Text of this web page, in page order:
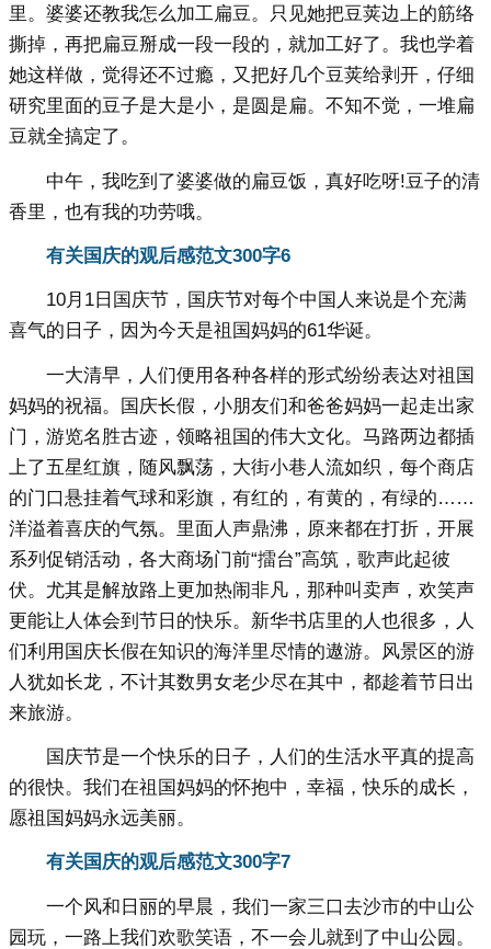
里。婆婆还教我怎么加工扁豆。只见她把豆荚边上的筋络
撕掉，再把扁豆掰成一段一段的，就加工好了。我也学着
她这样做，觉得还不过瘾，又把好几个豆荚给剥开，仔细
研究里面的豆子是大是小，是圆是扁。不知不觉，一堆扁
豆就全搞定了。
中午，我吃到了婆婆做的扁豆饭，真好吃呀!豆子的清
香里，也有我的功劳哦。
有关国庆的观后感范文300字6
10月1日国庆节，国庆节对每个中国人来说是个充满
喜气的日子，因为今天是祖国妈妈的61华诞。
一大清早，人们便用各种各样的形式纷纷表达对祖国
妈妈的祝福。国庆长假，小朋友们和爸爸妈妈一起走出家
门，游览名胜古迹，领略祖国的伟大文化。马路两边都插
上了五星红旗，随风飘荡，大街小巷人流如织，每个商店
的门口悬挂着气球和彩旗，有红的，有黄的，有绿的……
洋溢着喜庆的气氛。里面人声鼎沸，原来都在打折，开展
系列促销活动，各大商场门前“擂台”高筑，歌声此起彼
伏。尤其是解放路上更加热闹非凡，那种叫卖声，欢笑声
更能让人体会到节日的快乐。新华书店里的人也很多，人
们利用国庆长假在知识的海洋里尽情的遨游。风景区的游
人犹如长龙，不计其数男女老少尽在其中，都趁着节日出
来旅游。
国庆节是一个快乐的日子，人们的生活水平真的提高
的很快。我们在祖国妈妈的怀抱中，幸福，快乐的成长，
愿祖国妈妈永远美丽。
有关国庆的观后感范文300字7
一个风和日丽的早晨，我们一家三口去沙市的中山公
园玩，一路上我们欢歌笑语，不一会儿就到了中山公园。